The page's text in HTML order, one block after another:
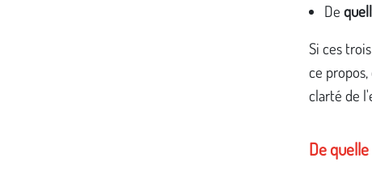
De
Si ces
ce
clarté de
De